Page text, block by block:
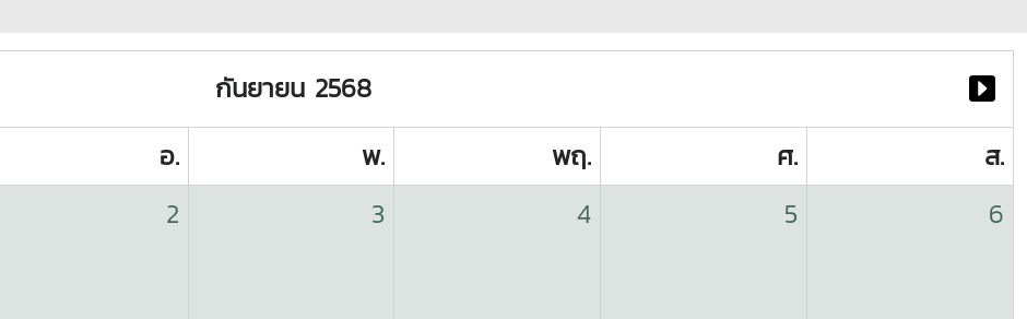
กันยายน 2568
อ. พ. พฤ. ศ.
ส.
2 3 4 5 6